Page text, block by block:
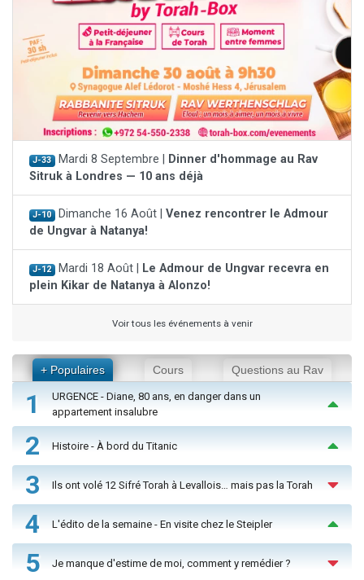
J-33 Mardi 8 Septembre |
Dinner d'hommage au Rav
Sitruk à Londres — 10 ans déjà
J-10 Dimanche 16 Août | Venez rencontrer le Admour
de Ungvar à Natanya!
J-12 Mardi 18 Août |
Le Admour de Ungvar recevra en
plein Kikar de Natanya à Alonzo!
Voir tous les événements à venir
+ Populaires Cours Questions au Rav
1
URGENCE - Diane, 80 ans, en danger dans un
appartement insalubre
2 Histoire - À bord du Titanic
3 Ils ont volé 12 Sifré Torah à Levallois… mais pas la Torah
4 L'édito de la semaine - En visite chez le Steipler
5 Je manque d'estime de moi, comment y remédier ?